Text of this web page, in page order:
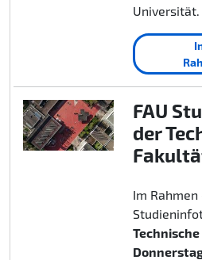
Universität.
FAU
der
Im Rahmen